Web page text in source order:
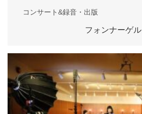
コンサート&録音・出版
フォンナーゲル